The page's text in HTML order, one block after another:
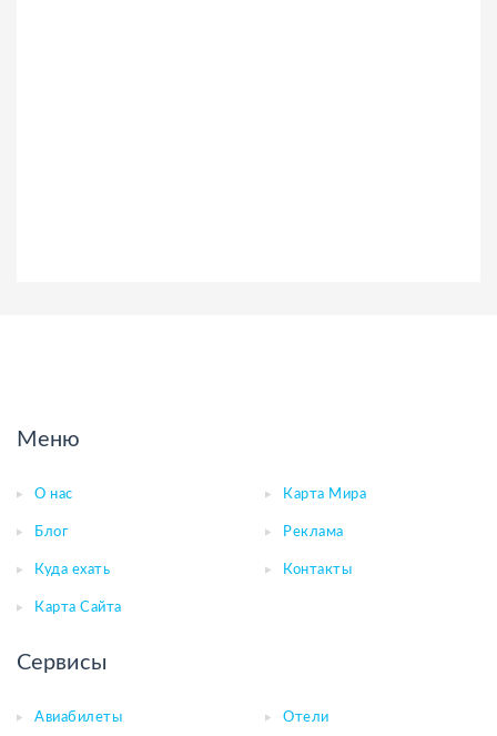
Меню
О нас Карта Мира
Блог Реклама
Куда ехать Контакты
Карта Сайта
Сервисы
Авиабилеты Отели